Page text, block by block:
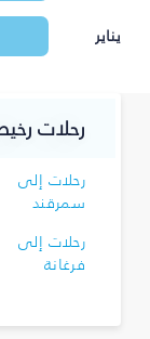
يناير
رحلات
رحلات إلى
سمرقند
رحلات إلى
فرغانة